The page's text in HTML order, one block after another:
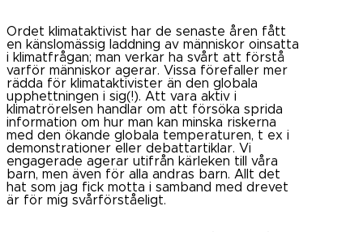
Ordet klimataktivist har de senaste åren fått
en känslomässig laddning av människor oinsatta
i klimatfrågan; man verkar ha svårt att förstå
varför människor agerar. Vissa förefaller mer
rädda för klimataktivister än den globala
upphettningen i sig(!). Att vara aktiv i
klimatrörelsen handlar om att försöka sprida
information om hur man kan minska riskerna
med den ökande globala temperaturen, t ex i
demonstrationer eller debattartiklar. Vi
engagerade agerar utifrån kärleken till våra
barn, men även för alla andras barn. Allt det
hat som jag fick motta i samband med drevet
är för mig svårförståeligt.